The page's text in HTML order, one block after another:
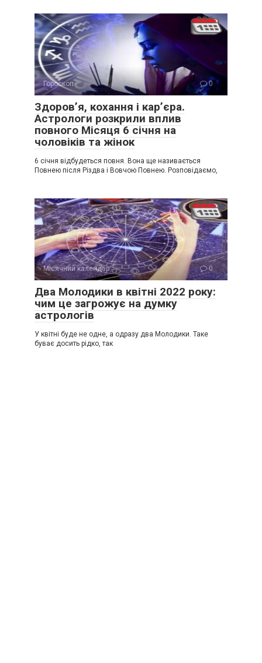
Гороскоп 0
Здоров’я, кохання і кар’єра.
Астрологи розкрили вплив
повного Місяця 6 січня на
чоловіків та жінок
6 січня відбудеться повня. Вона ще називається
Повнею після Різдва і Вовчою Повнею. Розповідаємо,
Місячний календар 0
Два Молодики в квітні 2022 року:
чим це загрожує на думку
астрологів
У квітні буде не одне, а одразу два Молодики. Таке
буває досить рідко, так